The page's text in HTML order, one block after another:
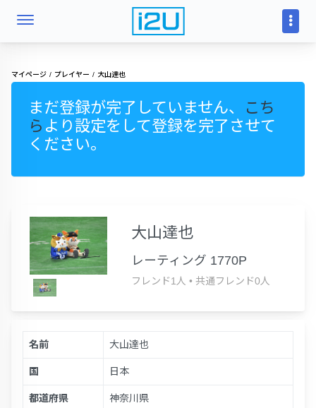
マイページ プレイヤー 大山達也
まだ登録が完了していません、
こち
ら より設定をして登録を完了させて
ください。
大山達也
レーティング 1770P
フレンド1人 • 共通フレンド0人
名前 大山達也
国 日本
都道府県 神奈川県